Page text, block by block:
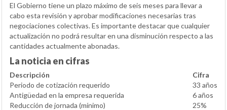
El Gobierno tiene un plazo máximo de seis meses para llevar a
cabo esta revisión y aprobar modificaciones necesarias tras
negociaciones colectivas. Es importante destacar que cualquier
actualización no podrá resultar en una disminución respecto a las
cantidades actualmente abonadas.
La noticia en cifras
Descripción
Cifra
Periodo de cotización requerido
33 años
Antigüedad en la empresa requerida
6 años
Reducción de jornada (mínimo)
25%